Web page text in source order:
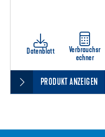
Datenblatt
Verbrauchsr
echner
PRODUKT ANZEIGEN